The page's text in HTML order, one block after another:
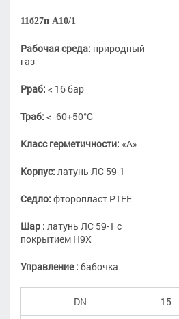
11б27п А10/1
Рабочая среда: природный
газ
Рраб: < 16 бар
Траб: < -60+50°С
Класс герметичности: «А»
Корпус: латунь ЛС 59-1
Седло: фторопласт PTFE
Шар : латунь ЛС 59-1 с
покрытием Н9Х
Управление : бабочка
DN 15